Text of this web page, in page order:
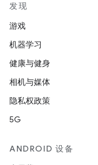
发现
游戏
机器学习
健康与健身
相机与媒体
隐私权政策
5G
ANDROID 设备